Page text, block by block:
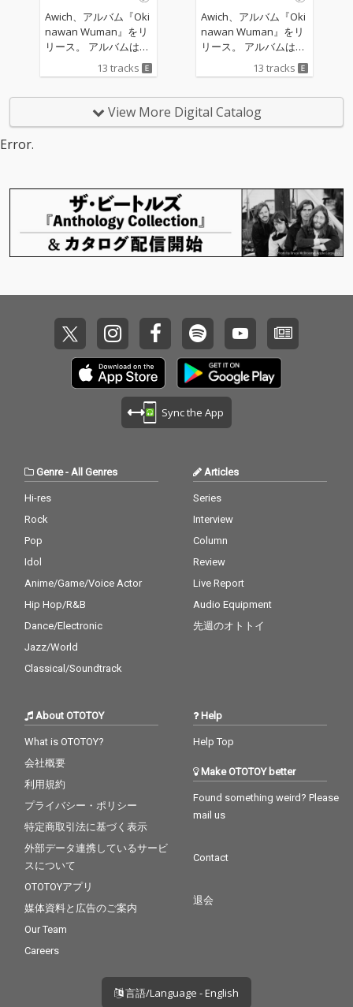
Awich、アルバム『Oki
nawan Wuman』をリ
リース。 アルバムはプ
ロデューサーにWu-Ta
ng ClanのRZAを迎え
する初の⽇本⼈ラッパ
ーの作品。全13曲を収
など豪華な客演が参加
している。
13 tracks
Awich、アルバム『Oki
nawan Wuman』をリ
リース。 アルバムはプ
ロデューサーにWu-Ta
ng ClanのRZAを迎え
する初の⽇本⼈ラッパ
ーの作品。全13曲を収
など豪華な客演が参加
している。
13 tracks
View More Digital Catalog
Error.
Sync the App
Genre- All Genres
Hi-res
Rock
Pop
Idol
Anime/Game/Voice Actor
Hip Hop/R&B
Dance/Electronic
Jazz/World
Classical/Soundtrack
Articles
Series
Interview
Column
Review
Live Report
Audio Equipment
先週のオトトイ
About OTOTOY
What is OTOTOY?
会社概要
利用規約
プライバシー・ポリシー
特定商取引法に基づく表示
外部データ連携しているサービ
スについて
OTOTOYアプリ
媒体資料と広告のご案内
Our Team
Careers
Help
Help Top
Make OTOTOY better
Found something weird? Please
mail us
Contact
退会
言語/Language - English